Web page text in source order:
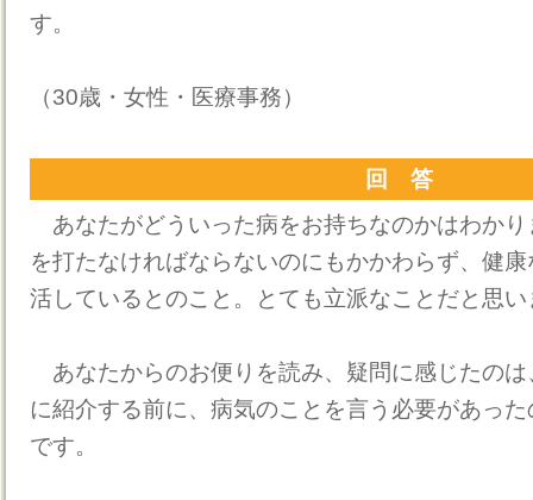
す。
（30歳・女性・医療事務）
回 答
あなたがどういった病をお持ちなのかはわか
を打たなければならないのにもかかわらず、健
活しているとのこと。とても立派なことだと思い
あなたからのお便りを読み、疑問に感じたの
に紹介する前に、病気のことを言う必要があっ
です。